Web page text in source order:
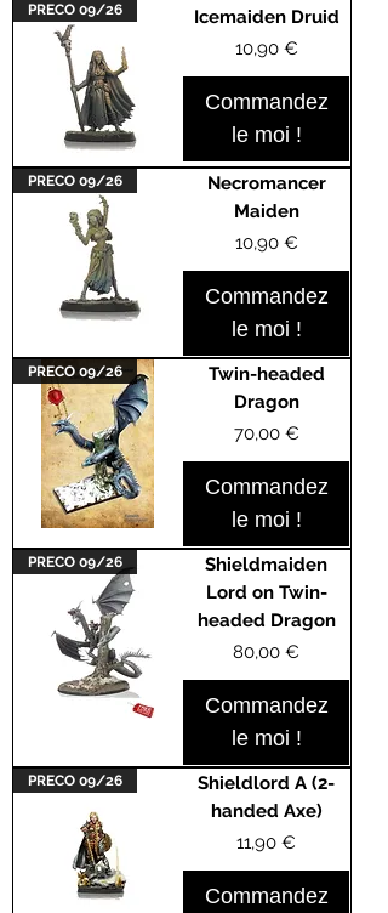
PRECO 09/26
Icemaiden Druid
Prix
10,90 €
Commandez
le moi !
PRECO 09/26
Necromancer
Maiden
Prix
10,90 €
Commandez
le moi !
PRECO 09/26
Twin-headed
Dragon
Prix
70,00 €
Commandez
le moi !
PRECO 09/26
Shieldmaiden
Lord on Twin-
headed Dragon
Prix
80,00 €
Commandez
le moi !
PRECO 09/26
Shieldlord A (2-
handed Axe)
Prix
11,90 €
Commandez